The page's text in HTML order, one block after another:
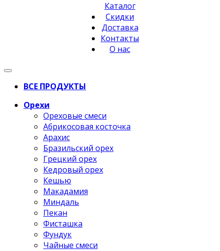
Каталог
Скидки
Доставка
Контакты
О нас
ВСЕ ПРОДУКТЫ
Орехи
Ореховые смеси
Абрикосовая косточка
Арахис
Бразильский орех
Грецкий орех
Кедровый орех
Кешью
Макадамия
Миндаль
Пекан
Фисташка
Фундук
Чайные смеси